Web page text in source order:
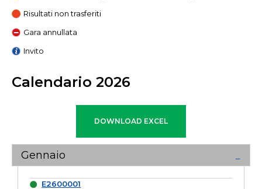
Risultati non trasferiti
Gara annullata
Invito
Calendario 2026
Gennaio
E2600001